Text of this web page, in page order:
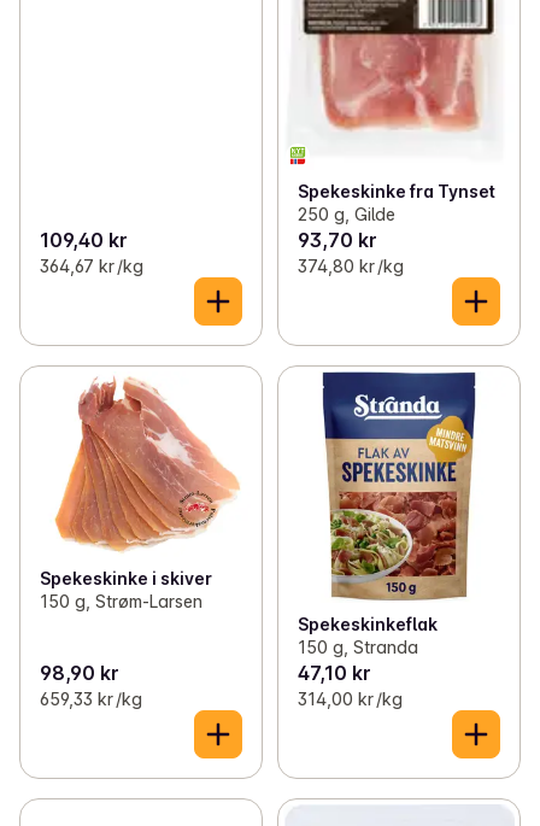
109,40 kr
364,67 kr /kg
Spekeskinke fra Tynset
250 g, Gilde
93,70 kr
374,80 kr /kg
Spekeskinke i skiver
150 g, Strøm-Larsen
98,90 kr
659,33 kr /kg
Spekeskinkeflak
150 g, Stranda
47,10 kr
314,00 kr /kg